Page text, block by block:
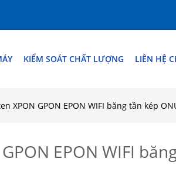
KIỂM SOÁT CHẤT LƯỢNG LIÊN HỆ
XPON GPON EPON WIFI băng tần kép
EPON WIFI